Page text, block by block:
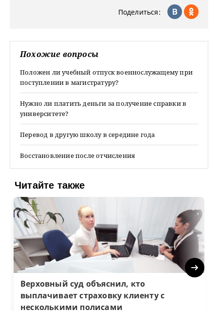
Поделиться:
Похожие вопросы
Положен ли учебный отпуск военнослужащему при
поступлении в магистратуру?
Нужно ли платить деньги за получение справки в
университете?
Перевод в другую школу в середине года
Восстановление после отчисления
Читайте также
Верховный суд объяснил, кто
выплачивает страховку клиенту с
несколькими полисами
Next